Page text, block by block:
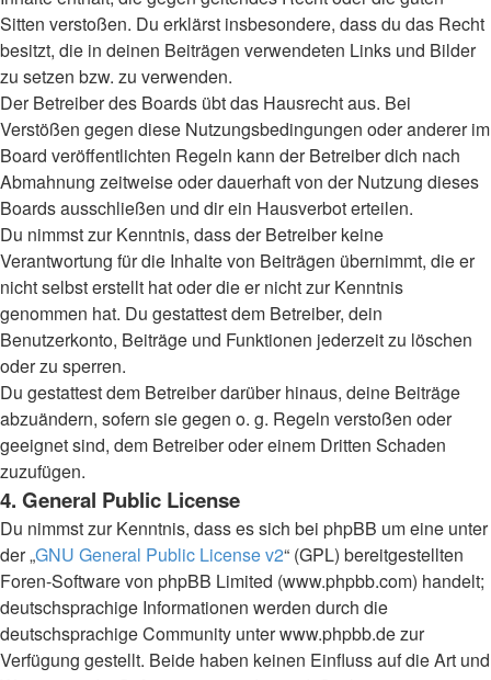
Sitten verstoßen. Du erklärst insbesondere, dass du das Recht
besitzt, die in deinen Beiträgen verwendeten Links und Bilder
zu setzen bzw. zu verwenden.
Der Betreiber des Boards übt das Hausrecht aus. Bei
Verstößen gegen diese Nutzungsbedingungen oder anderer im
Board veröffentlichten Regeln kann der Betreiber dich nach
Abmahnung zeitweise oder dauerhaft von der Nutzung dieses
Boards ausschließen und dir ein Hausverbot erteilen.
Du nimmst zur Kenntnis, dass der Betreiber keine
Verantwortung für die Inhalte von Beiträgen übernimmt, die er
nicht selbst erstellt hat oder die er nicht zur Kenntnis
genommen hat. Du gestattest dem Betreiber, dein
Benutzerkonto, Beiträge und Funktionen jederzeit zu löschen
oder zu sperren.
Du gestattest dem Betreiber darüber hinaus, deine Beiträge
abzuändern, sofern sie gegen o. g. Regeln verstoßen oder
geeignet sind, dem Betreiber oder einem Dritten Schaden
zuzufügen.
4. General Public License
Du nimmst zur Kenntnis, dass es sich bei phpBB um eine unter
der „GNU General Public License v2“ (GPL) bereitgestellten
Foren-Software von phpBB Limited (www.phpbb.com) handelt;
deutschsprachige Informationen werden durch die
deutschsprachige Community unter www.phpbb.de zur
Verfügung gestellt. Beide haben keinen Einfluss auf die Art und